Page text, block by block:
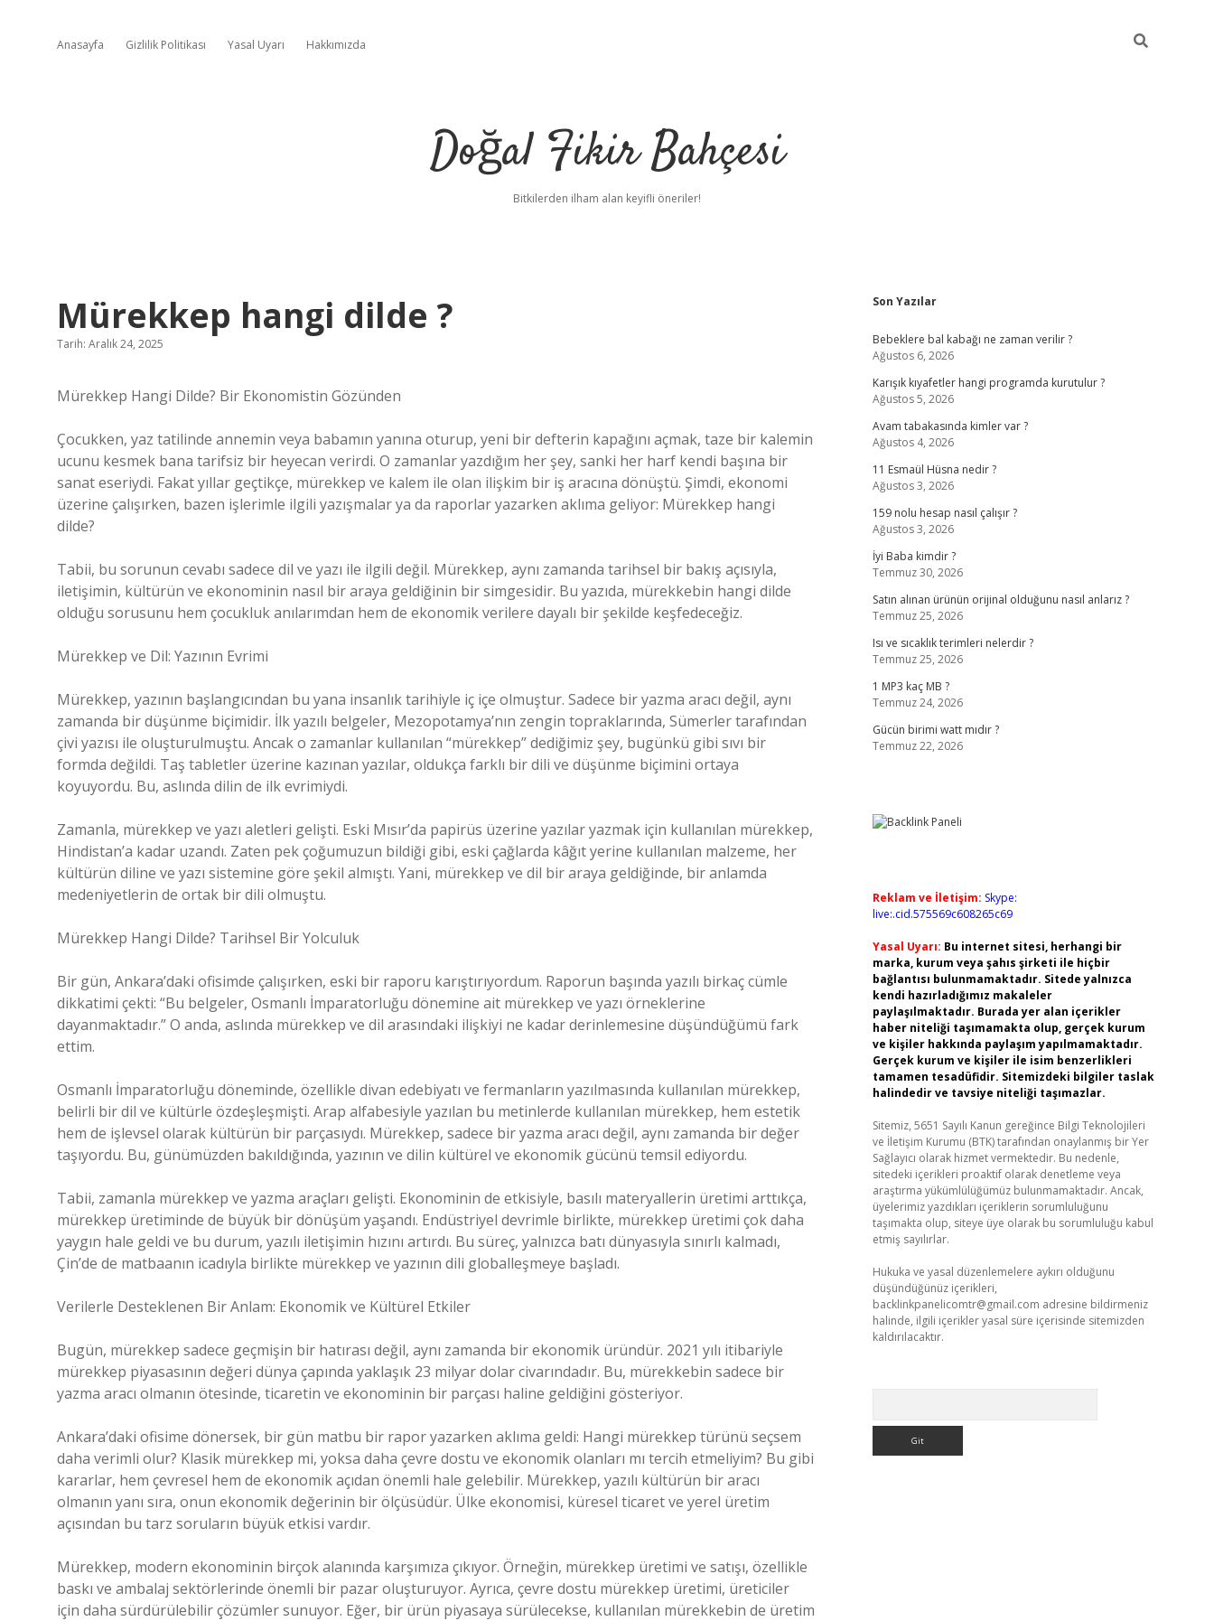
Anasayfa Gizlilik Politikası Yasal Uyarı Hakkımızda
Doğal Fikir Bahçesi
Bitkilerden ilham alan keyifli öneriler!
Mürekkep hangi dilde ?
Tarih: Aralık 24, 2025
Mürekkep Hangi Dilde? Bir Ekonomistin Gözünden
Çocukken, yaz tatilinde annemin veya babamın yanına oturup, yeni bir defterin kapağını açmak, taze bir kalemin
ucunu kesmek bana tarifsiz bir heyecan verirdi. O zamanlar yazdığım her şey, sanki her harf kendi başına bir
sanat eseriydi. Fakat yıllar geçtikçe, mürekkep ve kalem ile olan ilişkim bir iş aracına dönüştü. Şimdi, ekonomi
üzerine çalışırken, bazen işlerimle ilgili yazışmalar ya da raporlar yazarken aklıma geliyor: Mürekkep hangi
dilde?
Tabii, bu sorunun cevabı sadece dil ve yazı ile ilgili değil. Mürekkep, aynı zamanda tarihsel bir bakış açısıyla,
iletişimin, kültürün ve ekonominin nasıl bir araya geldiğinin bir simgesidir. Bu yazıda, mürekkebin hangi dilde
olduğu sorusunu hem çocukluk anılarımdan hem de ekonomik verilere dayalı bir şekilde keşfedeceğiz.
Mürekkep ve Dil: Yazının Evrimi
Mürekkep, yazının başlangıcından bu yana insanlık tarihiyle iç içe olmuştur. Sadece bir yazma aracı değil, aynı
zamanda bir düşünme biçimidir. İlk yazılı belgeler, Mezopotamya’nın zengin topraklarında, Sümerler tarafından
çivi yazısı ile oluşturulmuştu. Ancak o zamanlar kullanılan “mürekkep” dediğimiz şey, bugünkü gibi sıvı bir
formda değildi. Taş tabletler üzerine kazınan yazılar, oldukça farklı bir dili ve düşünme biçimini ortaya
koyuyordu. Bu, aslında dilin de ilk evrimiydi.
Zamanla, mürekkep ve yazı aletleri gelişti. Eski Mısır’da papirüs üzerine yazılar yazmak için kullanılan mürekkep,
Hindistan’a kadar uzandı. Zaten pek çoğumuzun bildiği gibi, eski çağlarda kâğıt yerine kullanılan malzeme, her
kültürün diline ve yazı sistemine göre şekil almıştı. Yani, mürekkep ve dil bir araya geldiğinde, bir anlamda
medeniyetlerin de ortak bir dili olmuştu.
Mürekkep Hangi Dilde? Tarihsel Bir Yolculuk
Bir gün, Ankara’daki ofisimde çalışırken, eski bir raporu karıştırıyordum. Raporun başında yazılı birkaç cümle
dikkatimi çekti: “Bu belgeler, Osmanlı İmparatorluğu dönemine ait mürekkep ve yazı örneklerine
dayanmaktadır.” O anda, aslında mürekkep ve dil arasındaki ilişkiyi ne kadar derinlemesine düşündüğümü fark
ettim.
Osmanlı İmparatorluğu döneminde, özellikle divan edebiyatı ve fermanların yazılmasında kullanılan mürekkep,
belirli bir dil ve kültürle özdeşleşmişti. Arap alfabesiyle yazılan bu metinlerde kullanılan mürekkep, hem estetik
hem de işlevsel olarak kültürün bir parçasıydı. Mürekkep, sadece bir yazma aracı değil, aynı zamanda bir değer
taşıyordu. Bu, günümüzden bakıldığında, yazının ve dilin kültürel ve ekonomik gücünü temsil ediyordu.
Tabii, zamanla mürekkep ve yazma araçları gelişti. Ekonominin de etkisiyle, basılı materyallerin üretimi arttıkça,
mürekkep üretiminde de büyük bir dönüşüm yaşandı. Endüstriyel devrimle birlikte, mürekkep üretimi çok daha
yaygın hale geldi ve bu durum, yazılı iletişimin hızını artırdı. Bu süreç, yalnızca batı dünyasıyla sınırlı kalmadı,
Çin’de de matbaanın icadıyla birlikte mürekkep ve yazının dili globalleşmeye başladı.
Verilerle Desteklenen Bir Anlam: Ekonomik ve Kültürel Etkiler
Bugün, mürekkep sadece geçmişin bir hatırası değil, aynı zamanda bir ekonomik üründür. 2021 yılı itibariyle
mürekkep piyasasının değeri dünya çapında yaklaşık 23 milyar dolar civarındadır. Bu, mürekkebin sadece bir
yazma aracı olmanın ötesinde, ticaretin ve ekonominin bir parçası haline geldiğini gösteriyor.
Ankara’daki ofisime dönersek, bir gün matbu bir rapor yazarken aklıma geldi: Hangi mürekkep türünü seçsem
daha verimli olur? Klasik mürekkep mi, yoksa daha çevre dostu ve ekonomik olanları mı tercih etmeliyim? Bu gibi
kararlar, hem çevresel hem de ekonomik açıdan önemli hale gelebilir. Mürekkep, yazılı kültürün bir aracı
olmanın yanı sıra, onun ekonomik değerinin bir ölçüsüdür. Ülke ekonomisi, küresel ticaret ve yerel üretim
açısından bu tarz soruların büyük etkisi vardır.
Mürekkep, modern ekonominin birçok alanında karşımıza çıkıyor. Örneğin, mürekkep üretimi ve satışı, özellikle
baskı ve ambalaj sektörlerinde önemli bir pazar oluşturuyor. Ayrıca, çevre dostu mürekkep üretimi, üreticiler
için daha sürdürülebilir çözümler sunuyor. Eğer, bir ürün piyasaya sürülecekse, kullanılan mürekkebin de üretim
Sidebar
Son Yazılar
Bebeklere bal kabağı ne zaman verilir ?
Ağustos 6, 2026
Karışık kıyafetler hangi programda kurutulur ?
Ağustos 5, 2026
Avam tabakasında kimler var ?
Ağustos 4, 2026
11 Esmaül Hüsna nedir ?
Ağustos 3, 2026
159 nolu hesap nasıl çalışır ?
Ağustos 3, 2026
İyi Baba kimdir ?
Temmuz 30, 2026
Satın alınan ürünün orijinal olduğunu nasıl anlarız ?
Temmuz 25, 2026
Isı ve sıcaklık terimleri nelerdir ?
Temmuz 25, 2026
1 MP3 kaç MB ?
Temmuz 24, 2026
Gücün birimi watt mıdır ?
Temmuz 22, 2026
Reklam ve İletişim: Skype:
live:.cid.575569c608265c69
Yasal Uyarı: Bu internet sitesi, herhangi bir
marka, kurum veya şahıs şirketi ile hiçbir
bağlantısı bulunmamaktadır. Sitede yalnızca
kendi hazırladığımız makaleler
paylaşılmaktadır. Burada yer alan içerikler
haber niteliği taşımamakta olup, gerçek kurum
ve kişiler hakkında paylaşım yapılmamaktadır.
Gerçek kurum ve kişiler ile isim benzerlikleri
tamamen tesadüfidir. Sitemizdeki bilgiler taslak
halindedir ve tavsiye niteliği taşımazlar.
Sitemiz, 5651 Sayılı Kanun gereğince Bilgi Teknolojileri
ve İletişim Kurumu (BTK) tarafından onaylanmış bir Yer
Sağlayıcı olarak hizmet vermektedir. Bu nedenle,
sitedeki içerikleri proaktif olarak denetleme veya
araştırma yükümlülüğümüz bulunmamaktadır. Ancak,
üyelerimiz yazdıkları içeriklerin sorumluluğunu
taşımakta olup, siteye üye olarak bu sorumluluğu kabul
etmiş sayılırlar.
Hukuka ve yasal düzenlemelere aykırı olduğunu
düşündüğünüz içerikleri,
backlinkpanelicomtr@gmail.com adresine bildirmeniz
halinde, ilgili içerikler yasal süre içerisinde sitemizden
kaldırılacaktır.